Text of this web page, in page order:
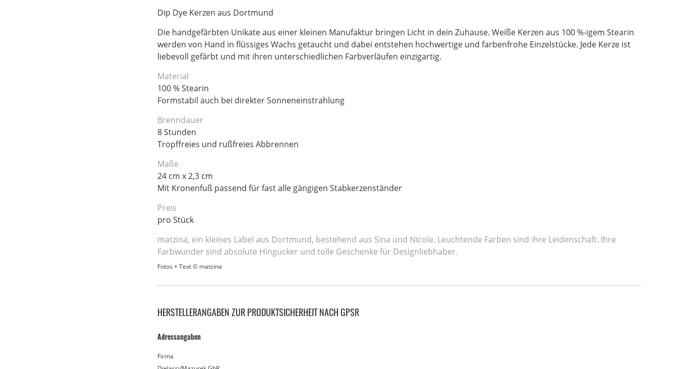
Dip Dye Kerzen aus Dortmund
Die handgefärbten Unikate aus einer kleinen Manufaktur bringen Licht in dein Zuhause. Weiße Kerzen aus 100 %-igem Stearin
werden von Hand in flüssiges Wachs getaucht und dabei entstehen hochwertige und farbenfrohe Einzelstücke. Jede Kerze ist
liebevoll gefärbt und mit ihren unterschiedlichen Farbverläufen einzigartig.
Material
100 % Stearin
Formstabil auch bei direkter Sonneneinstrahlung
Brenndauer
8 Stunden
Tropffreies und rußfreies Abbrennen
Maße
24 cm x 2,3 cm
Mit Kronenfuß passend für fast alle gängigen Stabkerzenständer
Preis
pro Stück
matzina, ein kleines Label aus Dortmund, bestehend aus Sina und Nicole. Leuchtende Farben sind ihre Leidenschaft. Ihre
Farbwunder sind absolute Hingucker und tolle Geschenke für Designliebhaber.
Fotos + Text © matzina
HERSTELLERANGABEN ZUR PRODUKTSICHERHEIT NACH GPSR
Adressangaben
Firma